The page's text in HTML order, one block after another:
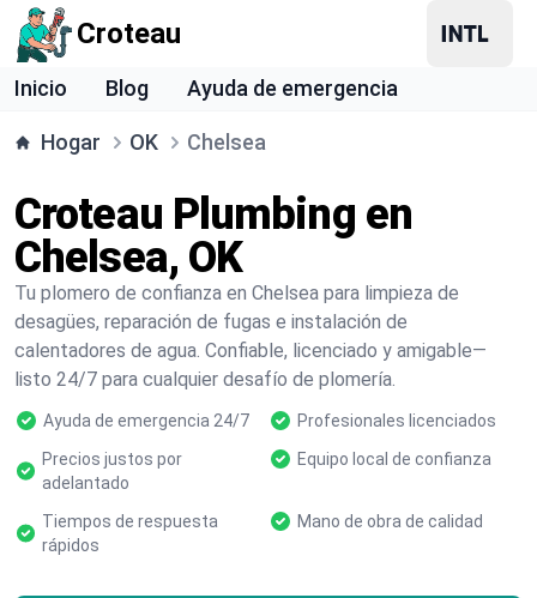
Croteau
Inicio Blog Ayuda de emergencia
Hogar OK Chelsea
Croteau Plumbing en
Chelsea, OK
Tu plomero de confianza en Chelsea para limpieza de
desagües, reparación de fugas e instalación de
calentadores de agua. Confiable, licenciado y amigable—
listo 24/7 para cualquier desafío de plomería.
Ayuda de emergencia 24/7
Profesionales licenciados
Precios justos por
adelantado
Equipo local de confianza
Tiempos de respuesta
rápidos
Mano de obra de calidad